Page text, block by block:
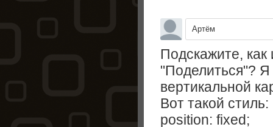
Артём
Подскажите, как
"Поделиться"?
вертикальной
Вот такой стиль:
position: fixed;